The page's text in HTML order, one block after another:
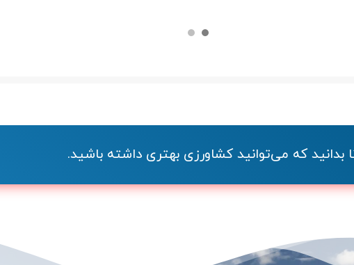
که می‌توانید کشاورزی بهتری داشته باشید.